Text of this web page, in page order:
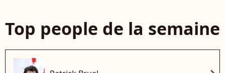
Top people de la semaine